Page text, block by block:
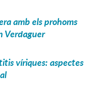
amb els prohoms
Verdaguer
víriques: aspectes